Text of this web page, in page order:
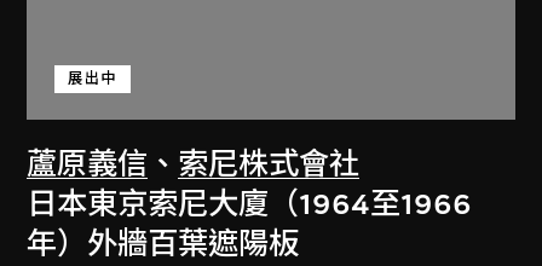
蘆原義信 、 索尼株式會社
展出中
日本東京索尼大廈（1964至1966
年）外牆百葉遮陽板